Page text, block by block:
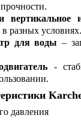
вертикальное
разных условиях.
для воды –
-
давления